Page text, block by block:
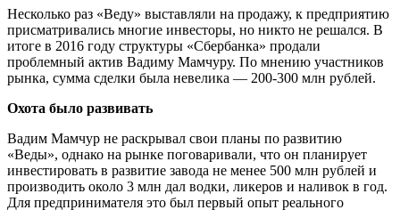
Несколько раз «Веду» выставляли на продажу, к предприятию
присматривались многие инвесторы, но никто не решался. В
итоге в 2016 году структуры «Сбербанка» продали
проблемный актив Вадиму Мамчуру. По мнению участников
рынка, сумма сделки была невелика — 200-300 млн рублей.
Охота было развивать
Вадим Мамчур не раскрывал свои планы по развитию
«Веды», однако на рынке поговаривали, что он планирует
инвестировать в развитие завода не менее 500 млн рублей и
производить около 3 млн дал водки, ликеров и наливок в год.
Для предпринимателя это был первый опыт реального